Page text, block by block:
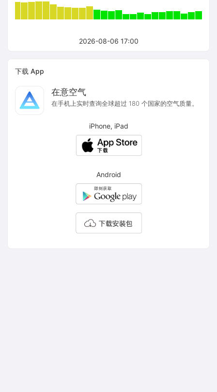
2026-08-06 17:00
下载 App
在意空气
在手机上实时查询全球超过 180 个国家的空气质量。
iPhone, iPad
Android